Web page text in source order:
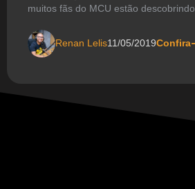
muitos fãs do MCU estão descobrindo
Renan Lelis11/05/2019Confira